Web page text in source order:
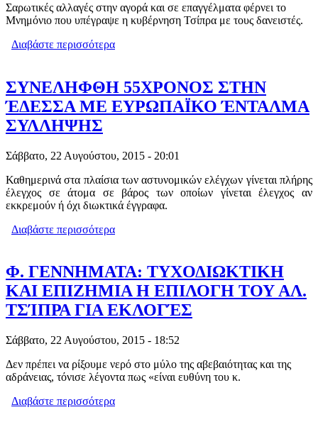
Σαρωτικές αλλαγές στην αγορά και σε επαγγέλματα φέρνει το
Μνημόνιο που υπέγραψε η κυβέρνηση Τσίπρα με τους δανειστές.
Διαβάστε περισσότερα
ΣΥΝΕΛΗΦΘΗ 55ΧΡΟΝΟΣ ΣΤΗΝ
ΈΔΕΣΣΑ ΜΕ ΕΥΡΩΠΑΪΚΟ ΈΝΤΑΛΜΑ
ΣΥΛΛΗΨΗΣ
Σάββατο, 22 Αυγούστου, 2015 - 20:01
Καθημερινά στα πλαίσια των αστυνομικών ελέγχων γίνεται πλήρης
έλεγχος σε άτομα σε βάρος των οποίων γίνεται έλεγχος αν
εκκρεμούν ή όχι διωκτικά έγγραφα.
Διαβάστε περισσότερα
Φ. ΓΕΝΝΗΜΑΤΑ: ΤΥΧΟΔΙΩΚΤΙΚΗ
ΚΑΙ ΕΠΙΖΗΜΙΑ Η ΕΠΙΛΟΓΗ ΤΟΥ ΑΛ.
ΤΣΊΠΡΑ ΓΙΑ ΕΚΛΟΓΈΣ
Σάββατο, 22 Αυγούστου, 2015 - 18:52
Δεν πρέπει να ρίξουμε νερό στο μύλο της αβεβαιότητας και της
αδράνειας, τόνισε λέγοντα πως «είναι ευθύνη του κ.
Διαβάστε περισσότερα